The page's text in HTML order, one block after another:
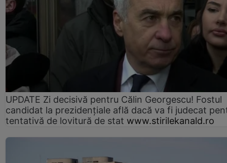
UPDATE Zi decisivă pentru Călin Georgescu! Fostul
candidat la prezidențiale află dacă va fi judecat
tentativă de lovitură de stat www.stirilekanald.ro